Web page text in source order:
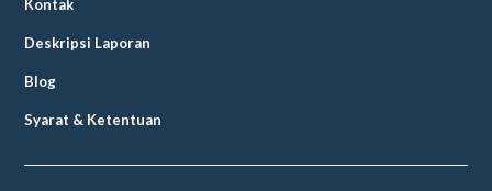
Kontak
Deskripsi Laporan
Blog
Syarat & Ketentuan